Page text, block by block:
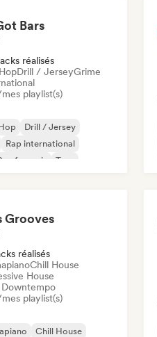
Bars
réalisés
Drill / JerseyGrime
playlist(s)
Drill / Jersey
Rap international
francais Trap
Grooves
réalisés
Chill House
House
playlist(s)
Chill House